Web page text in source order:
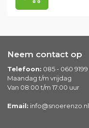
Neem contact op
Telefoon: 085 - 060 9199
Maandag t/m vrijdag
Van 08:00 t/m 17:00 uur
Email: info@snoerenzo.nl